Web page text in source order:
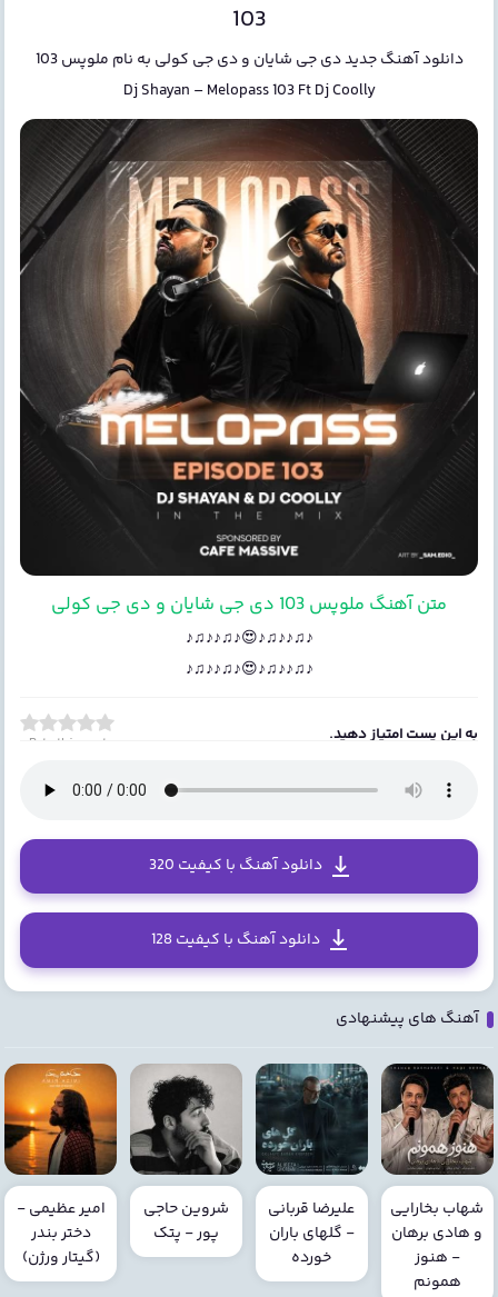
103
دانلود آهنگ جدیددی جی شایان و دی جی کولی به نام ملوپس 103
Dj Shayan –Melopass 103 Ft Dj Coolly
متن آهنگ ملوپس 103 دی جی شایان و دی جی کولی
♪♫♪♪♫♪😍♪♫♪♪♫♪
♪♫♪♪♫♪😍♪♫♪♪♫♪
به این پست امتیاز دهید. Rate this post
دانلود آهنگ با کیفیت 320
دانلود آهنگ با کیفیت 128
آهنگ های پیشنهادی
شهاب بخارایی
و هادی برهان
- هنوز
همونم
علیرضا قربانی
- گلهای باران
خورده
شروین حاجی
پور - پتک
امیر عظیمی -
دختر بندر
(گیتار ورژن)